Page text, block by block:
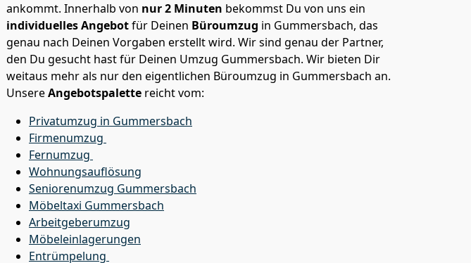
ankommt. Innerhalb von nur 2 Minuten bekommst Du von uns ein
individuelles Angebotfür Deinen Büroumzug in Gummersbach, das
genau nach Deinen Vorgaben erstellt wird. Wir sind genau der Partner,
den Du gesucht hast für Deinen Umzug Gummersbach. Wir bieten Dir
weitaus mehr als nur den eigentlichen Büroumzug in Gummersbach an.
UnsereAngebotspalette reicht vom:
Privatumzug in Gummersbach
Firmenumzug
Fernumzug
Wohnungsauflösung
Seniorenumzug Gummersbach
Möbeltaxi Gummersbach
Arbeitgeberumzug
Möbeleinlagerungen
Entrümpelung